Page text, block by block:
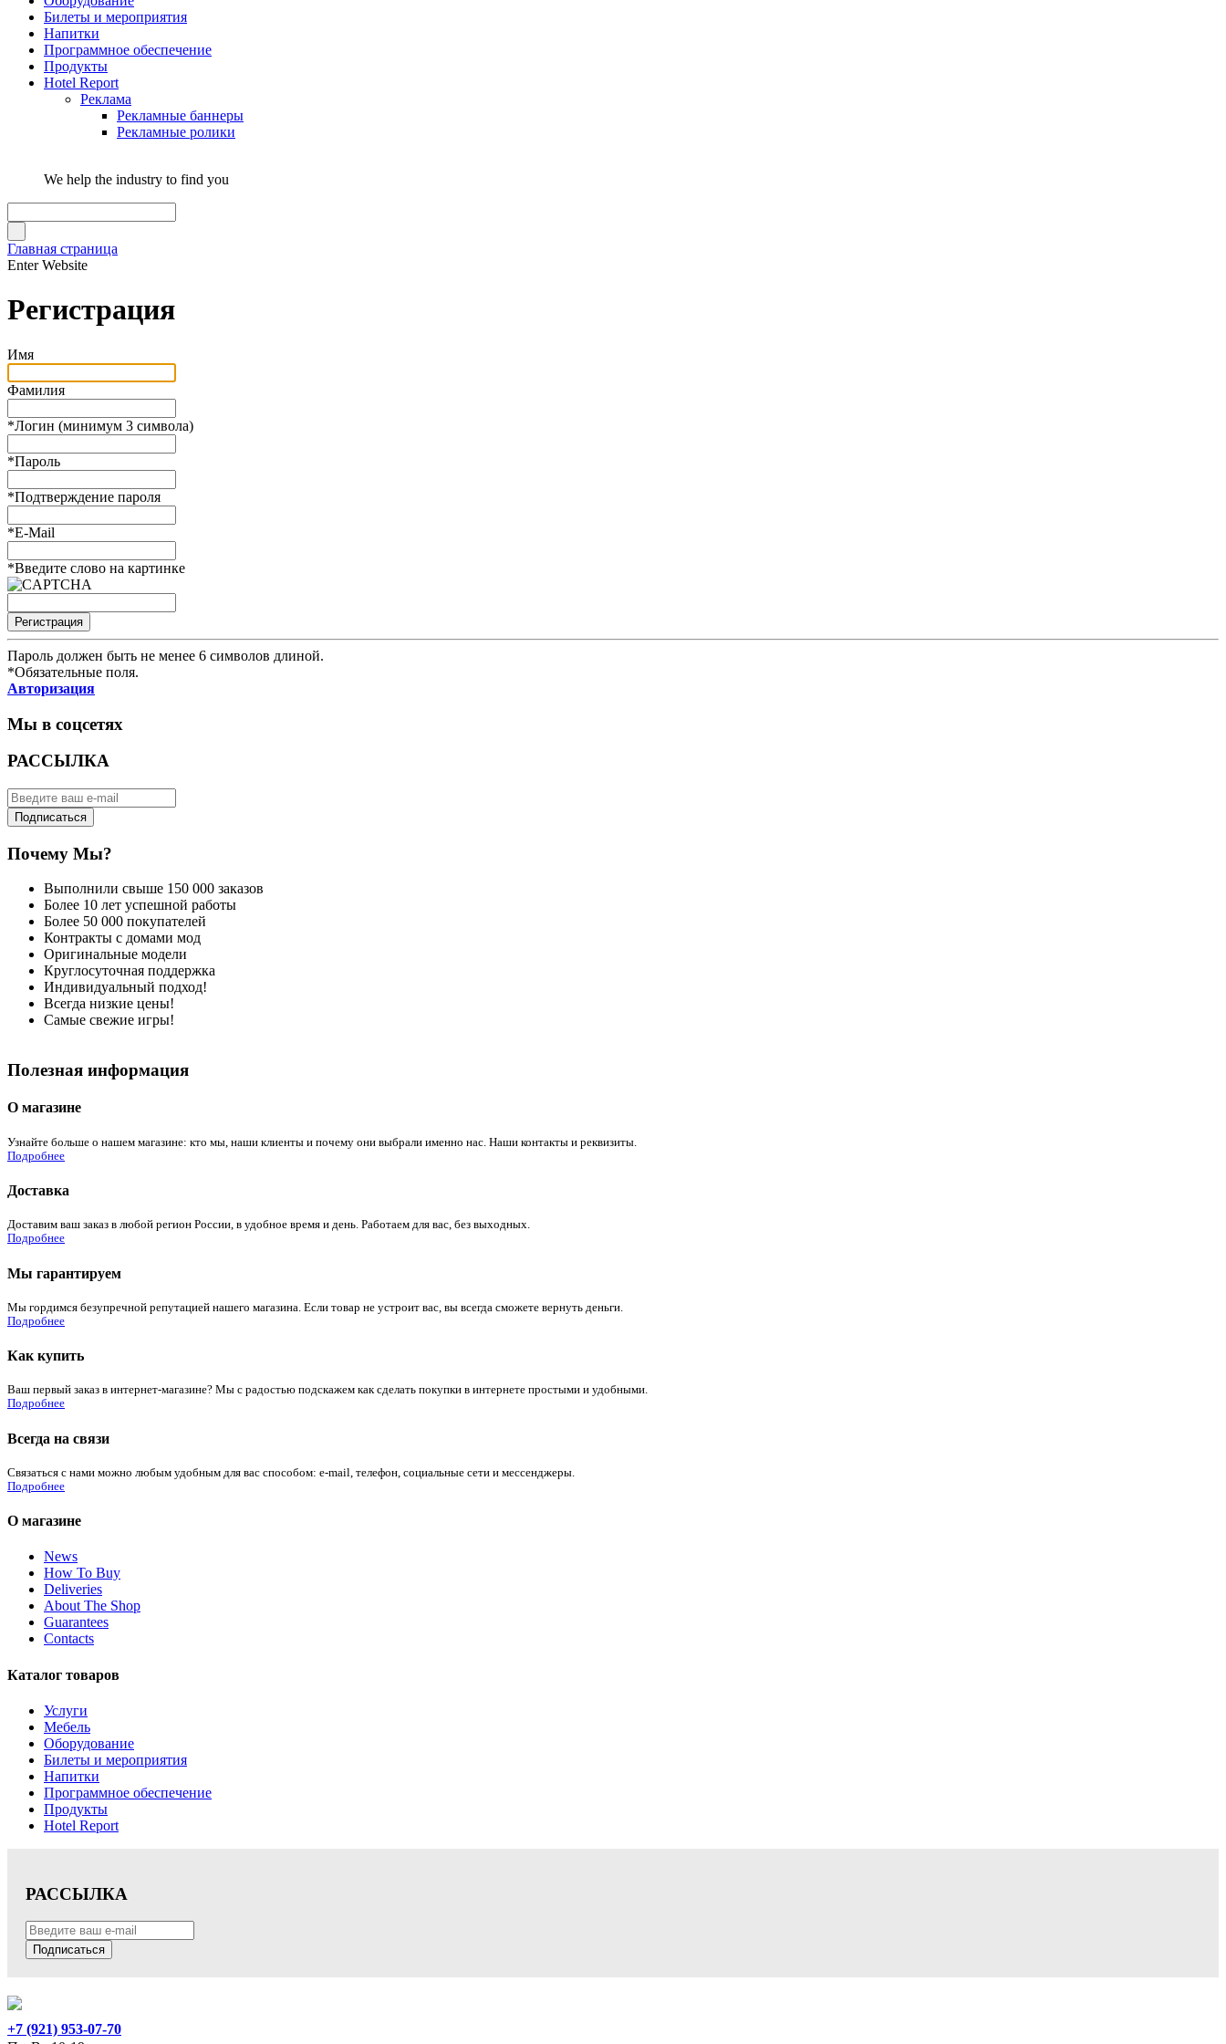
Билеты и мероприятия
Напитки
Программное обеспечение
Продукты
Hotel Report
Реклама
Рекламные баннеры
Рекламные ролики
We help the industry to find you
Главная страница
Enter Website
Регистрация
Имя
Фамилия
*Логин (минимум 3 символа)
*Пароль
*Подтверждение пароля
*E-Mail
*Введите слово на картинке
Пароль должен быть не менее 6 символов длиной.
*Обязательные поля.
Авторизация
Мы в соцсетях
РАССЫЛКА
Подписаться
Почему Мы?
Выполнили свыше 150 000 заказов
Более 10 лет успешной работы
Более 50 000 покупателей
Контракты с домами мод
Оригинальные модели
Круглосуточная поддержка
Индивидуальный подход!
Всегда низкие цены!
Самые свежие игры!
Полезная информация
О магазине
Узнайте больше о нашем магазине: кто мы, наши клиенты и почему они выбрали именно нас. Наши контакты и реквизиты.
Подробнее
Доставка
Доставим ваш заказ в любой регион России, в удобное время и день. Работаем для вас, без выходных.
Подробнее
Мы гарантируем
Мы гордимся безупречной репутацией нашего магазина. Если товар не устроит вас, вы всегда сможете вернуть деньги.
Подробнее
Как купить
Ваш первый заказ в интернет-магазине? Мы с радостью подскажем как сделать покупки в интернете простыми и удобными.
Подробнее
Всегда на связи
Связаться с нами можно любым удобным для вас способом: e-mail, телефон, социальные сети и мессенджеры.
Подробнее
О магазине
News
How To Buy
Deliveries
About The Shop
Guarantees
Contacts
Каталог товаров
Услуги
Мебель
Оборудование
Билеты и мероприятия
Напитки
Программное обеспечение
Продукты
Hotel Report
РАССЫЛКА
Подписаться
+7 (921) 953-07-70